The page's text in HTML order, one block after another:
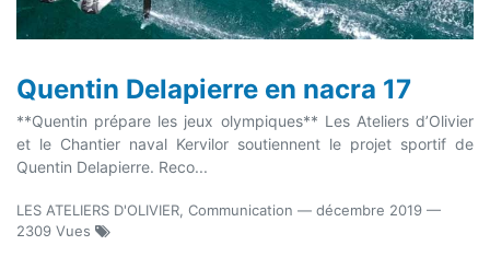
Quentin Delapierre en nacra 17
**Quentin prépare les jeux olympiques** Les Ateliers d’Olivier
et le Chantier naval Kervilor soutiennent le projet sportif de
Quentin Delapierre. Reco...
LES ATELIERS D'OLIVIER, Communication — décembre 2019 —
2309 Vues